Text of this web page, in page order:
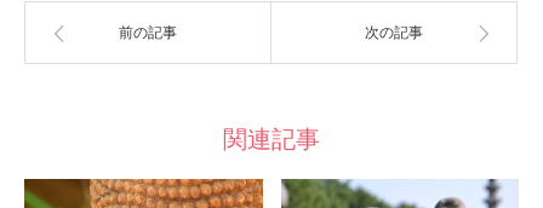
前の記事 次の記事
関連記事